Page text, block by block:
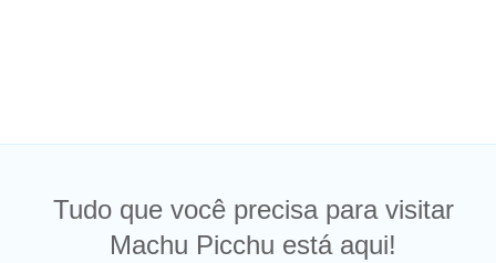
Tudo que você precisa para visitar
Machu Picchu está aqui!